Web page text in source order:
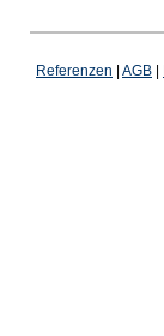
Referenzen AGB